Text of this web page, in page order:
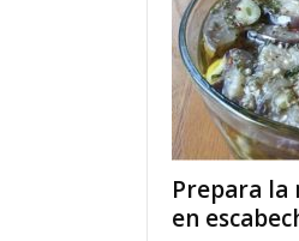
Prepara la
en